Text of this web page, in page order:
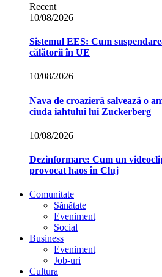
Recent
10/08/2026
Sistemul EES: Cum
călătorii în UE
10/08/2026
Nava de croazieră salvează o
ciuda iahtului lui Zuckerberg
10/08/2026
Dezinformare: Cum un
provocat haos în Cluj
Comunitate
Sănătate
Eveniment
Social
Business
Eveniment
Job-uri
Cultura